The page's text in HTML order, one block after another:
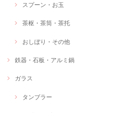
スプーン・お玉
茶枢・茶筒・茶托
おしぼり・その他
鉄器・石板・アルミ鍋
ガラス
タンブラー